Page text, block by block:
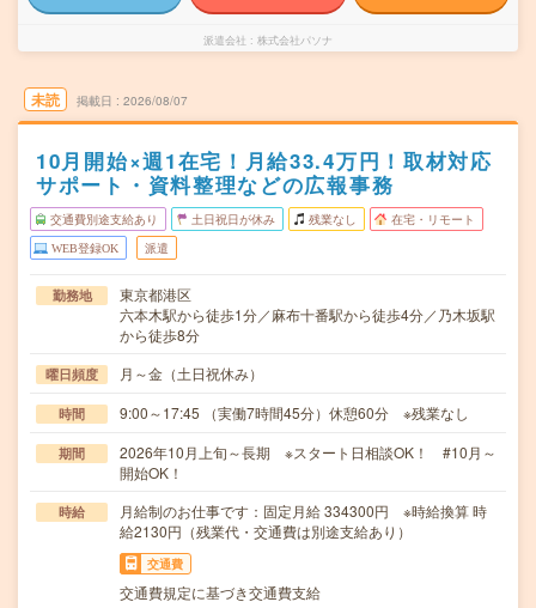
派遣会社 株式会社パソナ
未読 掲載日 2026/08/07
10月開始×週1在宅！月給33.4万円！取材対応
サポート・資料整理などの広報事務
交通費別途支給あり 土日祝日が休み 残業なし 在宅・リモート
WEB登録OK 派遣
勤務地
東京都港区
六本木駅から徒歩1分／麻布十番駅から徒歩4分／乃木坂駅
から徒歩8分
曜日頻度 月～金（土日祝休み）
時間 9:00～17:45 （実働7時間45分）休憩60分 ※残業なし
期間
2026年10月上旬～長期 ※スタート日相談OK！ #10月～
開始OK！
時給
月給制のお仕事です：固定月給 334300円 ※時給換算 時
給2130円（残業代・交通費は別途支給あり）
交通費
交通費規定に基づき交通費支給